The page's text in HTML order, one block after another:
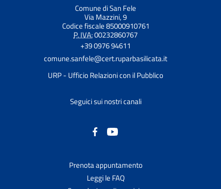
Comune di San Fele
Via Mazzini, 9
Codice fiscale 85000910761
P. IVA:00232860767
+39 0976 94611
comune.sanfele@cert.ruparbasilicata.it
URP - Ufficio Relazioni con il Pubblico
Seguici sui nostri canali
Prenota appuntamento
Leggi le FAQ